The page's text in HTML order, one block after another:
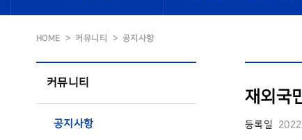
HOME 커뮤니티 공지사항
커뮤니티
공지사항
재외국
등록일